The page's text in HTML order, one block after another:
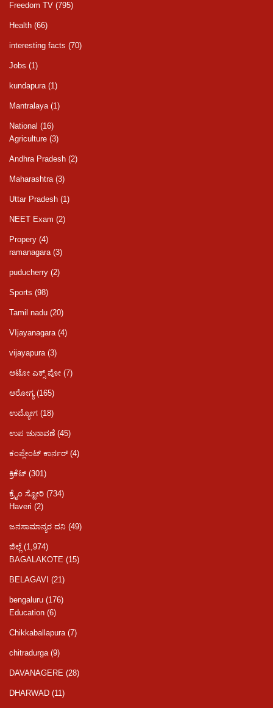
Freedom TV (795)
Health (66)
interesting facts (70)
Jobs (1)
kundapura(1)
Mantralaya(1)
National (16)
Agriculture (3)
Andhra Pradesh (2)
Maharashtra(3)
Uttar Pradesh (1)
NEET Exam (2)
Propery (4)
ramanagara(3)
puducherry (2)
Sports (98)
Tamil nadu (20)
VIjayanagara(4)
vijayapura(3)
ಆಟೋ ಎಕ್ಸ್ ಪೋ (7)
ಆರೋಗ್ಯ(165)
ಉದ್ಯೋಗ (18)
ಉಪ ಚುನಾವಣೆ (45)
ಕಂಪ್ಲೇಂಟ್ ಕಾರ್ನರ್(4)
ಕ್ರಿಕೆಟ್ (301)
ಕ್ರೈಂ ಸ್ಟೋರಿ (734)
Haveri (2)
ಜನಸಾಮಾನ್ಯರ ದನಿ (49)
ಜಿಲ್ಲೆ (1,974)
BAGALAKOTE (15)
BELAGAVI (21)
bengaluru (176)
Education (6)
Chikkaballapura(7)
chitradurga(9)
DAVANAGERE (28)
DHARWAD (11)